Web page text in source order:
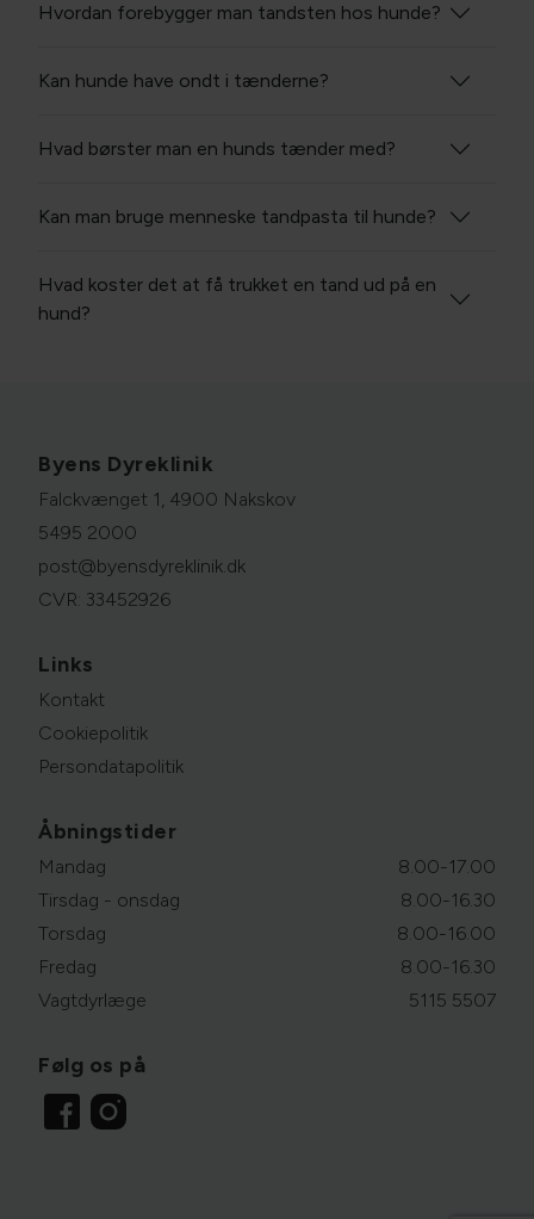
Hvordan forebygger man tandsten hos hunde?
Kan hunde have ondt i tænderne?
Hvad børster man en hunds tænder med?
Kan man bruge menneske tandpasta til hunde?
Hvad koster det at få trukket en tand ud på en
hund?
Byens Dyreklinik
Falckvænget 1, 4900 Nakskov
5495 2000
post@byensdyreklinik.dk
CVR: 33452926
Links
Kontakt
Cookiepolitik
Persondatapolitik
Åbningstider
Mandag
8.00-17.00
Tirsdag - onsdag
8.00-16.30
Torsdag
8.00-16.00
Fredag
8.00-16.30
Vagtdyrlæge
5115 5507
Følg os på